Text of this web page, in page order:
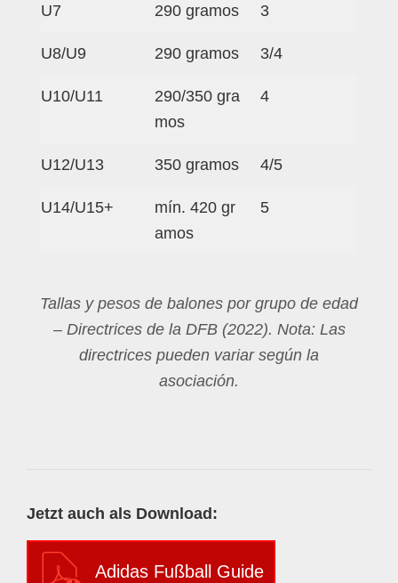
U7 290 gramos 3
U8/U9 290 gramos 3/4
U10/U11
290/350 gra
mos
4
U12/U13 350 gramos 4/5
U14/U15+
mín. 420 gr
amos
5
Tallas y pesos de balones por grupo de edad
– Directrices de la DFB (2022). Nota: Las
directrices pueden variar según la
asociación.
Jetzt auch als Download:
Adidas Fußball Guide